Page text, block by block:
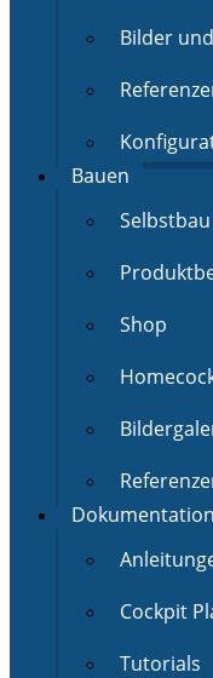
Bilder
Bauen
Shop
Dokumentation
Cockpit
Tutorials